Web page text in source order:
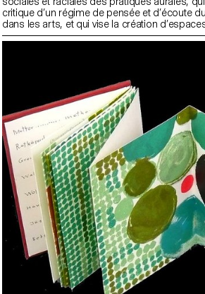
critique d’un régime de pensée et d’écoute
dans les arts, et qui vise la création
transmission de pratiques aurales fugitives.